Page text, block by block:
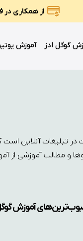
از همکاری
گوگل ادز آموزش
در تبلیغات آنلاین
و مطالب آموزشی از
آموزش